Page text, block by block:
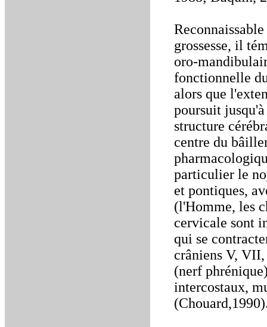
grossesse, il
oro-
fonctionnelle
alors que
poursuit
structure
centre du
particulier le
et pontiques,
(l'Homme, les
cervicale sont
qui se
crâniens V,
(nerf
intercostaux,